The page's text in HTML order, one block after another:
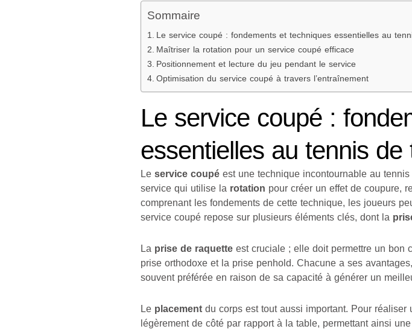
Sommaire
Le service coupé : fondements et techniques essentielles au
Maîtriser la rotation pour un service coupé efficace
Positionnement et lecture du jeu pendant le service
Optimisation du service coupé à travers l’entraînement
Le service coupé :
essentielles au tennis de
Le service coupé est une technique incontournable au
service qui utilise la rotation pour créer un effet de coupure,
comprenant les fondements de cette technique, les joueurs
service coupé repose sur plusieurs éléments clés, dont la
La prise de raquette est cruciale ; elle doit permettre un bon
prise orthodoxe et la prise penhold. Chacune a ses
souvent préférée en raison de sa capacité à générer un
Le placement du corps est tout aussi important. Pour
légèrement de côté par rapport à la table, permettant ainsi